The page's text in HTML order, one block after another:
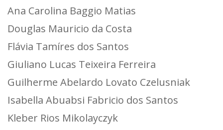
Ana Carolina Baggio Matias
Douglas Mauricio da Costa
Flávia Tamíres dos Santos
Giuliano Lucas Teixeira Ferreira
Guilherme Abelardo Lovato Czelusniak
Isabella Abuabsi Fabricio dos Santos
Kleber Rios Mikolayczyk